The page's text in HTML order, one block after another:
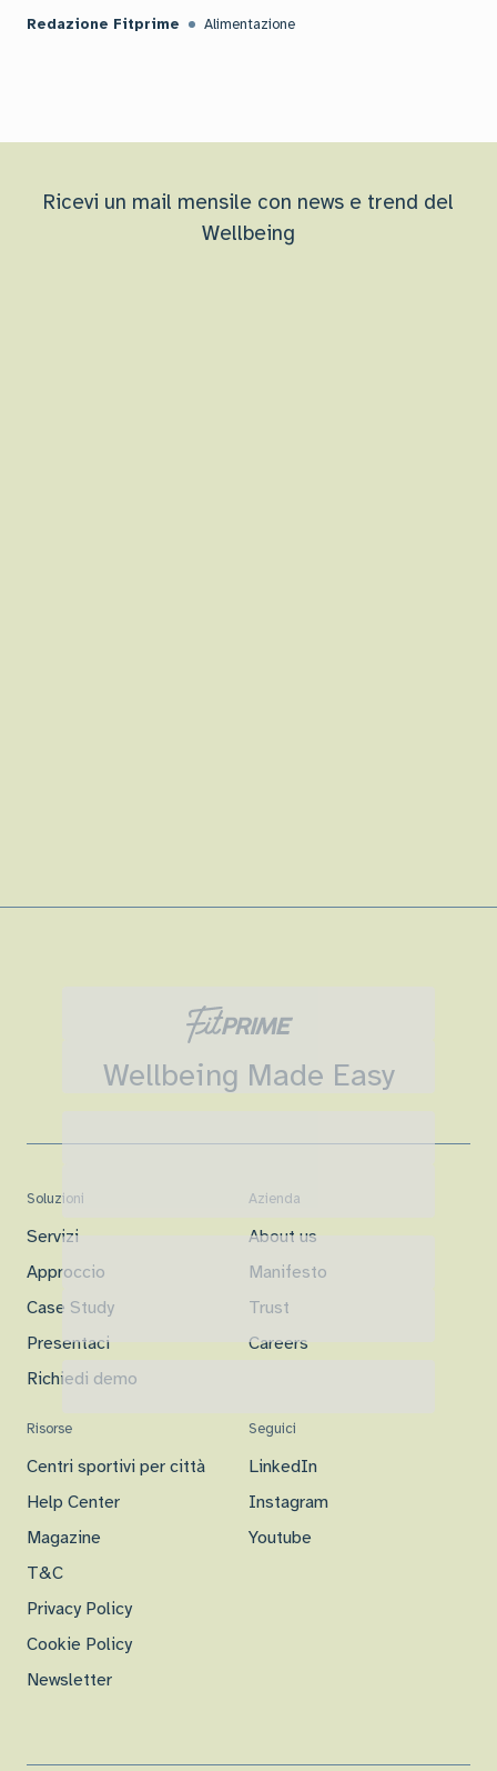
Redazione Fitprime Alimentazione
Ricevi un mail mensile con news e trend del
Wellbeing
Wellbeing Made Easy
Soluzioni
Servizi
Approccio
Case Study
Presentaci
Richiedi demo
Azienda
About us
Manifesto
Trust
Careers
Risorse
Centri sportivi per città
Help Center
Magazine
T&C
Privacy Policy
Cookie Policy
Newsletter
Seguici
LinkedIn
Instagram
Youtube